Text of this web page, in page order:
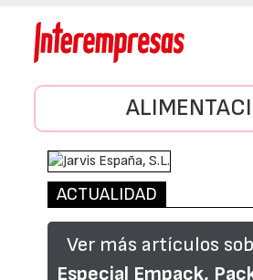
ACTUALIDAD
Ver más artículos
Especial Empack,